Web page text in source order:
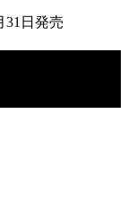
31日発売